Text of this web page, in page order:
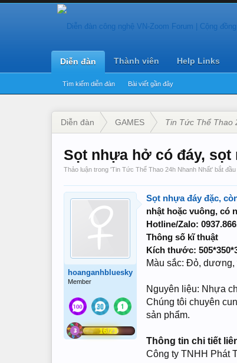
Diễn đàn
Tìm kiếm diễn đàn Bài viết gần đây
Thành viên Help Links
Diễn đàn GAMES Tin Tức Thể Thao
Sọt nhựa hở có đáy,
Thảo luận trong 'Tin Tức Thể Thao 24h Nhanh Nhất' bắt
hoanganhbluesky
Member
16/23
Sọt nhựa đáy đặc,
nhật hoặc vuông, có
Hotline/Zalo:
Thông số kĩ thuật
Kích thước:
Màu sắc: Đỏ, dương,
Nguyên liệu: Nhựa
Chúng tôi chuyên
sản phẩm.
Thông tin chi tiết
Công ty TNHH Phát